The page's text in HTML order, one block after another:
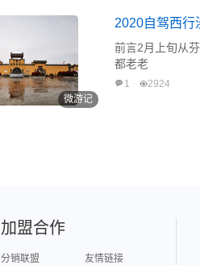
微游记
2020自驾西行
前言2月上旬从
都老老
1 2924
加盟合作
分销联盟
友情链接